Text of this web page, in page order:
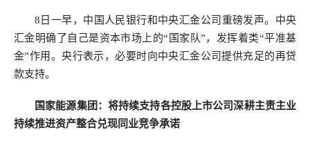
8日一早，中国人民银行和中央汇金公司重磅发声。中央
汇金明确了自己是资本市场上的“国家队”，发挥着类“平准基
金”作用。央行表示，必要时向中央汇金公司提供充足的再贷
款支持。
国家能源集团：将持续支持各控股上市公司深耕主责主业
持续推进资产整合兑现同业竞争承诺